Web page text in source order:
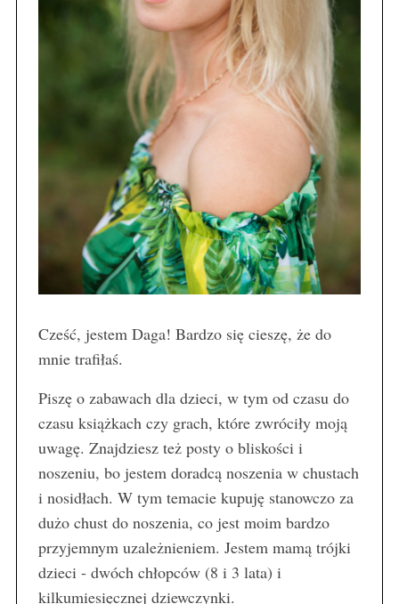
Cześć, jestem Daga! Bardzo się cieszę, że do
mnie trafiłaś.
Piszę o zabawach dla dzieci, w tym od czasu do
czasu książkach czy grach, które zwróciły moją
uwagę. Znajdziesz też posty o bliskości i
noszeniu, bo jestem doradcą noszenia w chustach
i nosidłach. W tym temacie kupuję stanowczo za
dużo chust do noszenia, co jest moim bardzo
przyjemnym uzależnieniem. Jestem mamą trójki
dzieci - dwóch chłopców (8 i 3 lata) i
kilkumiesięcznej dziewczynki.